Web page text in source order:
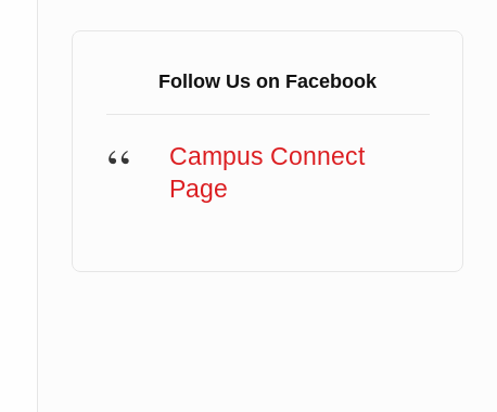
Follow Us on Facebook
Campus Connect
Page